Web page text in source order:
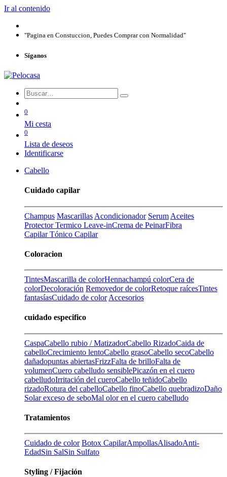
Ir al contenido
"Pagina en Constuccion, Puedes Comprar con Normalidad"
Síganos
0
Mi cesta
0
Lista de deseos
Identificarse
Cabello
Cuidado capilar
Champus Mascarillas Acondicionador Serum Aceites
Protector Termico Leave-inCrema de PeinarFibra
CapilarTónico Capilar
Coloracion
TintesMascarilla de colorHennachampú colorCera de
colorDecoloración Removedor de colorRetoque raícesTintes
fantasíasCuidado de color Accesorios
cuidado especifico
CaspaCabello rubio / MatizadorCabello RizadoCaida de
cabelloCrecimiento lentoCabello grasoCabello secoCabello
dañadopuntas abiertasFrizzFalta de brilloFalta de
volumenCuero cabelludo sensiblePicazón en el cuero
cabelludoIrritación del cueroCabello teñidoCabello
rizadoRotura del cabelloCabello finoCabello quebradizoDaño
Solarexceso de seboMal olor en el cuero cabelludo
Tratamientos
Cuidado de color Botox CapilarAmpollasAlisadoAnti-
EdadSin SalSin Sulfato
Styling / Fijación